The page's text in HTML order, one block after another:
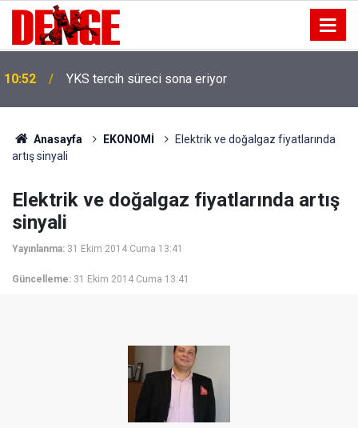
10:52 YKS tercih süreci sona eriyor
Anasayfa EKONOMİ
Elektrik ve doğalgaz fiyatlarında
artış sinyali
Elektrik ve doğalgaz fiyatlarında artış
sinyali
Yayınlanma: 31 Ekim 2014 Cuma 13:41
Güncelleme: 31 Ekim 2014 Cuma 13:41